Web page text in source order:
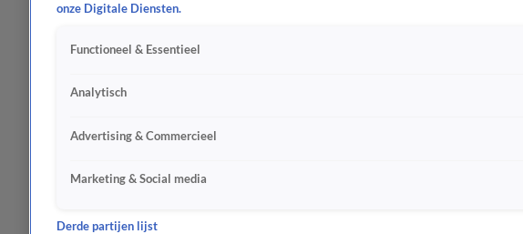
onze Digitale Diensten.
Functioneel & Essentieel
Analytisch
Advertising & Commercieel
Marketing & Social media
Derde partijen lijst